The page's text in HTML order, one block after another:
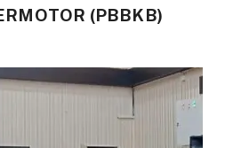
(PBBKB)